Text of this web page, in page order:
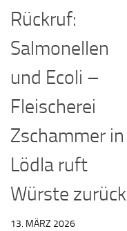
Rückruf:
Salmonellen
und Ecoli –
Fleischerei
Zschammer in
Lödla ruft
Würste zurück
13. MÄRZ 2026